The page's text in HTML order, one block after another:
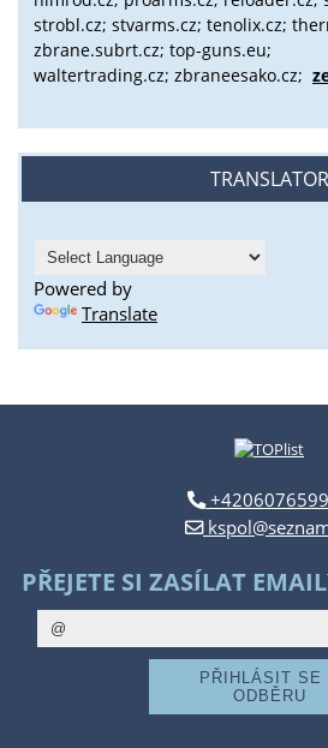
strobl.cz; stvarms.cz; tenolix.cz;
zbrane.subrt.cz; top-guns.eu;
waltertrading.cz; zbraneesako.cz;
TRANSLATOR
Powered by
Translate
PŘEJETE SI ZASÍLAT